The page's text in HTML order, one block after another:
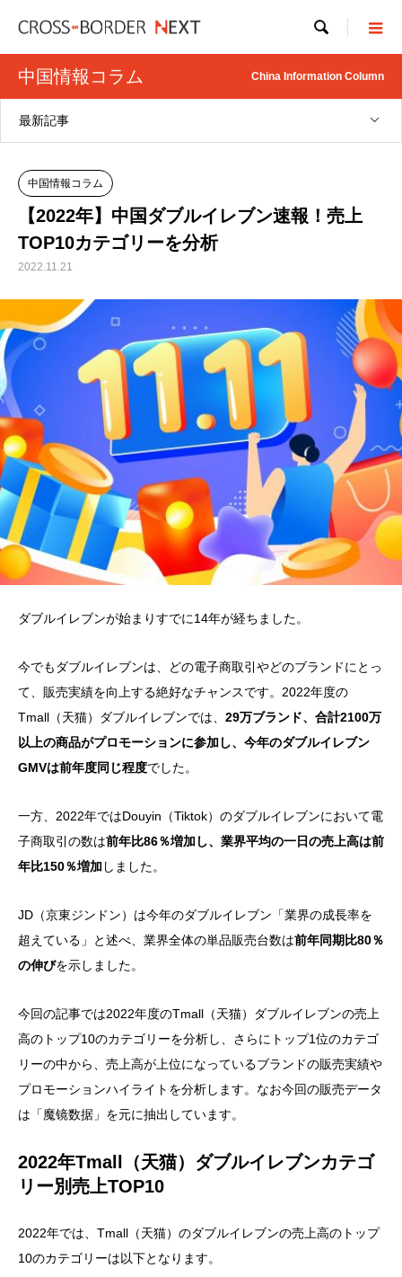

中国情報コラム China Information Column
最新記事
中国情報コラム
【2022年】中国ダブルイレブン速報！売上
TOP10カテゴリーを分析
2022.11.21
ダブルイレブンが始まりすでに14年が経ちました。
今でもダブルイレブンは、どの電子商取引やどのブランドにとっ
て、販売実績を向上する絶好なチャンスです。2022年度の
Tmall（天猫）ダブルイレブンでは、 29万ブランド、合計2100万
以上の商品がプロモーションに参加し、今年のダブルイレブン
GMVは前年度同じ程度でした。
一方、2022年ではDouyin（Tiktok）のダブルイレブンにおいて電
子商取引の数は前年比86％増加し、業界平均の一日の売上高は前
年比150％増加しました。
JD（京東ジンドン）は今年のダブルイレブン「業界の成長率を
超えている」と述べ、業界全体の単品販売台数は前年同期比80％
の伸びを示しました。
今回の記事では2022年度のTmall（天猫）ダブルイレブンの売上
高のトップ10のカテゴリーを分析し、さらにトップ1位のカテゴ
リーの中から、売上高が上位になっているブランドの販売実績や
プロモーションハイライトを分析します。なお今回の販売データ
は「魔镜数据」を元に抽出しています。
2022年Tmall（天猫）ダブルイレブンカテゴ
リー別売上TOP10
2022年では、Tmall（天猫）のダブルイレブンの売上高のトップ
10のカテゴリーは以下となります。